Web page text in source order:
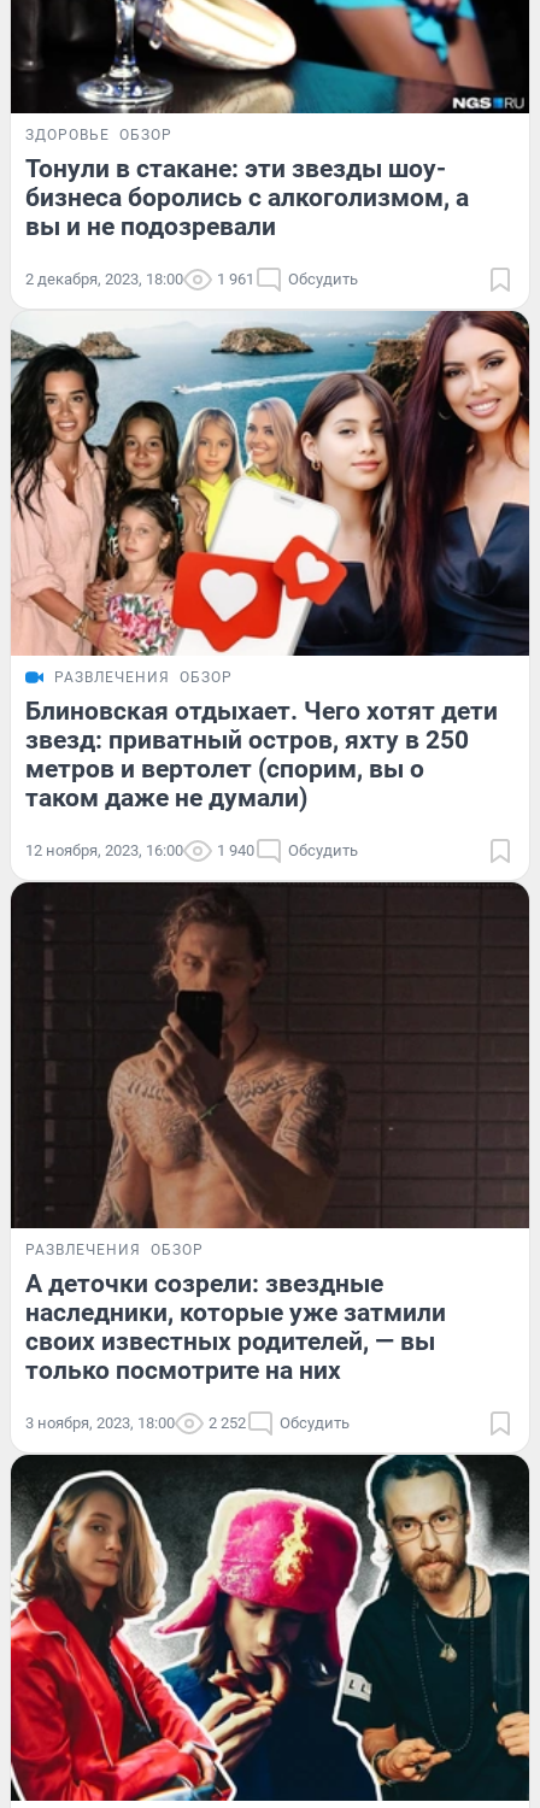
ЗДОРОВЬЕ ОБЗОР
Тонули в стакане: эти звезды шоу-
бизнеса боролись с алкоголизмом, а
вы и не подозревали
2 декабря, 2023, 18:00 1 961 Обсудить
РАЗВЛЕЧЕНИЯ ОБЗОР
Блиновская отдыхает. Чего хотят дети
звезд: приватный остров, яхту в 250
метров и вертолет (спорим, вы о
таком даже не думали)
12 ноября, 2023, 16:00 1 940 Обсудить
РАЗВЛЕЧЕНИЯ ОБЗОР
А деточки созрели: звездные
наследники, которые уже затмили
своих известных родителей, — вы
только посмотрите на них
3 ноября, 2023, 18:00 2 252 Обсудить